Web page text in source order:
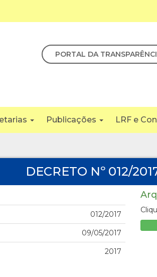
PORTAL DA
Publicações LRF e
DECRETO Nº 012/
012/2017
09/05/2017
2017